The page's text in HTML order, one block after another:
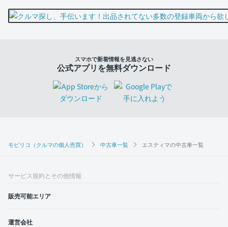
モビリコ（クルマの個人売買） 中古車一覧 エスティマの中古車一覧
スマホで新着情報を見逃さない
公式アプリを無料ダウンロード
サービス規約とその他情報
販売可能エリア
運営会社